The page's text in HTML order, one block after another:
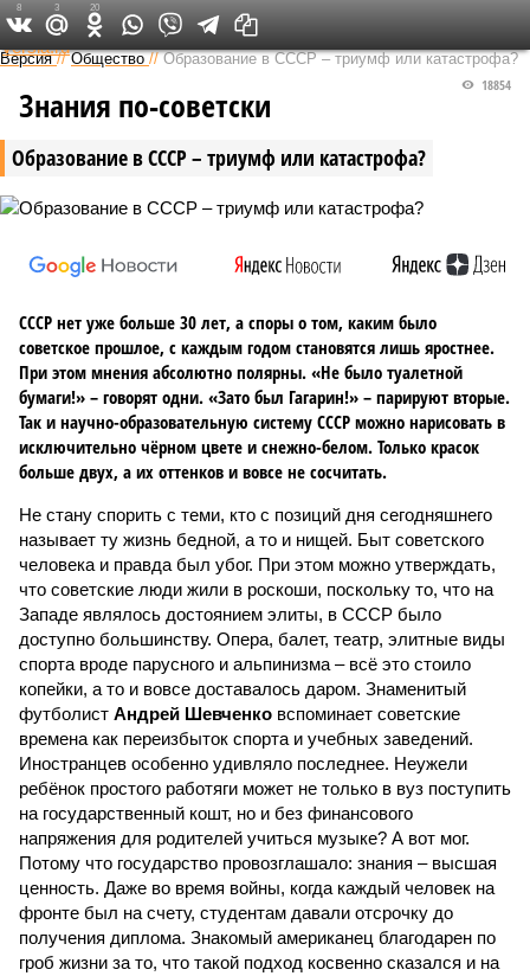
Федеральный выпуск
Версия //Общество //Образование в СССР – триумф или катастрофа?
Образование в СССР – триумф или катастрофа?
18854
Знания по-советски
СССР нет уже больше 30 лет, а споры о том, каким было
советское прошлое, с каждым годом становятся лишь яростнее.
При этом мнения абсолютно полярны. «Не было туалетной
бумаги!» – говорят одни. «Зато был Гагарин!» – парируют вторые.
Так и научно-образовательную систему СССР можно нарисовать в
исключительно чёрном цвете и снежно-белом. Только красок
больше двух, а их оттенков и вовсе не сосчитать.
Не стану спорить с теми, кто с позиций дня сегодняшнего
называет ту жизнь бедной, а то и нищей. Быт советского
человека и правда был убог. При этом можно утверждать,
что советские люди жили в роскоши, поскольку то, что на
Западе являлось достоянием элиты, в СССР было
доступно большинству. Опера, балет, театр, элитные виды
спорта вроде парусного и альпинизма – всё это стоило
копейки, а то и вовсе доставалось даром. Знаменитый
футболист Андрей Шевченко вспоминает советские
времена как переизбыток спорта и учебных заведений.
Иностранцев особенно удивляло последнее. Неужели
ребёнок простого работяги может не только в вуз поступить
на государственный кошт, но и без финансового
напряжения для родителей учиться музыке? А вот мог.
Потому что государство провозглашало: знания – высшая
ценность. Даже во время войны, когда каждый человек на
фронте был на счету, студентам давали отсрочку до
получения диплома. Знакомый американец благодарен по
гроб жизни за то, что такой подход косвенно сказался и на
8 3 20